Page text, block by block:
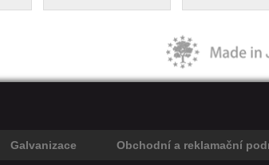
Galvanizace Obchodní a reklamační